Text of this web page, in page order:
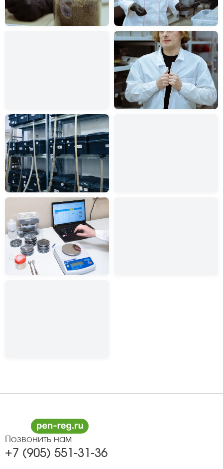
Позвонить нам
+7 (905) 551-31-36